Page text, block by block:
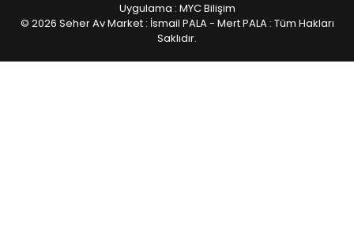
Uygulama : MYC Bilişim
© 2026 Seher Av Market : İsmail PALA - Mert PALA : Tüm Hakları
Saklıdır.